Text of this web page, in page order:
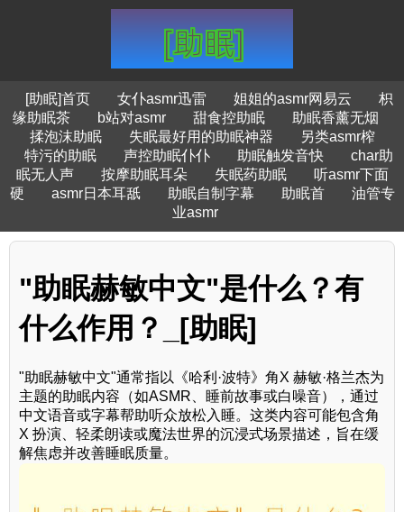
[助眠]首页 女仆asmr迅雷 姐姐的asmr网易云
枳
缘助眠茶
b站对asmr 甜食控助眠
助眠香薰无烟
揉泡沫助眠
失眠最好用的助眠神器
另类asmr榨
特污的助眠
声控助眠仆仆 助眠触发音快
char助
眠无人声
按摩助眠耳朵 失眠药助眠
听asmr下面
硬
asmr日本耳舐 助眠自制字幕 助眠首
油管专
业asmr
"助眠赫敏中文"是什么？有
什么作用？_[助眠]
"助眠赫敏中文"通常指以《哈利·波特》角X 赫敏·格兰杰为
主题的助眠内容（如ASMR、睡前故事或白噪音），通过
中文语音或字幕帮助听众放松入睡。这类内容可能包含角
X 扮演、轻柔朗读或魔法世界的沉浸式场景描述，旨在缓
解焦虑并改善睡眠质量。